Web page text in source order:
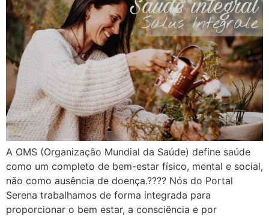
A OMS (Organização Mundial da Saúde) define saúde
como um completo de bem-estar físico, mental e social,
não como ausência de doença.???? Nós do Portal
Serena trabalhamos de forma integrada para
proporcionar o bem estar, a consciência e por